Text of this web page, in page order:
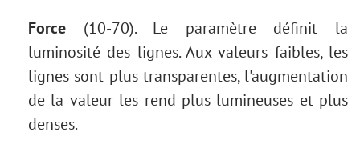
Force (10-70). Le paramètre définit la
luminosité des lignes. Aux valeurs faibles, les
lignes sont plus transparentes, l'augmentation
de la valeur les rend plus lumineuses et plus
denses.